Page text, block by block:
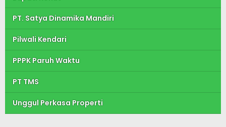
PT. Satya Dinamika Mandiri
Pilwali Kendari
PPPK Paruh Waktu
PT TMS
Unggul Perkasa Properti